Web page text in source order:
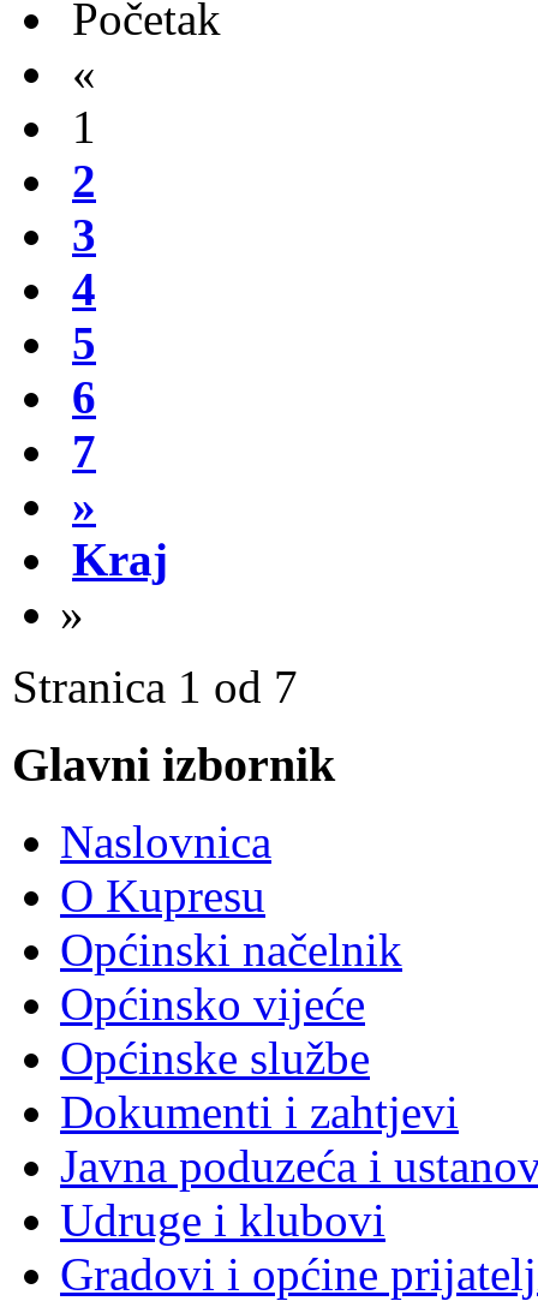
Početak
«
1
2
3
4
5
6
7
»
Kraj
»
Stranica 1 od 7
Glavni izbornik
Naslovnica
O Kupresu
Općinski načelnik
Općinsko vijeće
Općinske službe
Dokumenti i zahtjevi
Javna poduzeća i
Udruge i klubovi
Gradovi i općine